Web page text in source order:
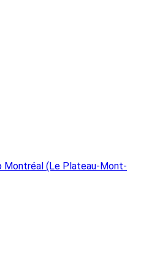
Montréal (Le Plateau-Mont-